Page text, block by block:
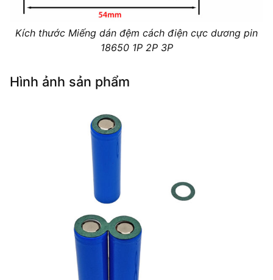
Kích thước Miếng dán đệm cách điện cực dương pin
18650 1P 2P 3P
Hình ảnh sản phẩm